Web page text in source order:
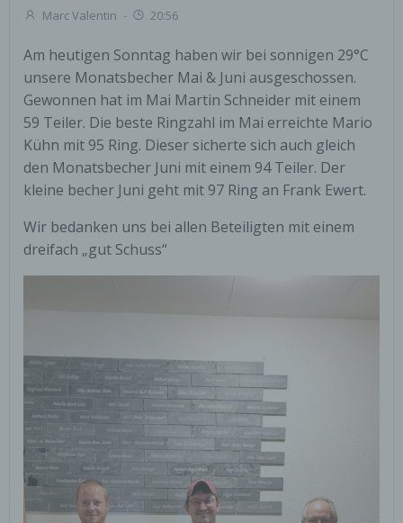
Marc Valentin - 20:56
Am heutigen Sonntag haben wir bei sonnigen 29°C
unsere Monatsbecher Mai & Juni ausgeschossen.
Gewonnen hat im Mai Martin Schneider mit einem
59 Teiler. Die beste Ringzahl im Mai erreichte Mario
Kühn mit 95 Ring. Dieser sicherte sich auch gleich
den Monatsbecher Juni mit einem 94 Teiler. Der
kleine becher Juni geht mit 97 Ring an Frank Ewert.
Wir bedanken uns bei allen Beteiligten mit einem
dreifach „gut Schuss“